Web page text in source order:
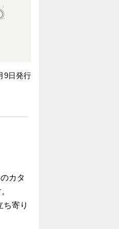
9日発行
カタ
ち寄り